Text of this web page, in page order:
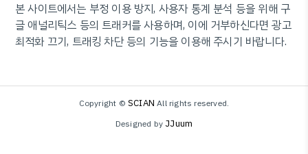
본 사이트에서는 부정 이용 방지, 사용자 통계 분석 등을 위해 구
글 애널리틱스 등의 트래커를 사용하며, 이에 거부하신다면 광고
최적화 끄기, 트래킹 차단 등의 기능을 이용해 주시기 바랍니다.
Copyright ©SCIAN All rights reserved.
Designed by JJuum